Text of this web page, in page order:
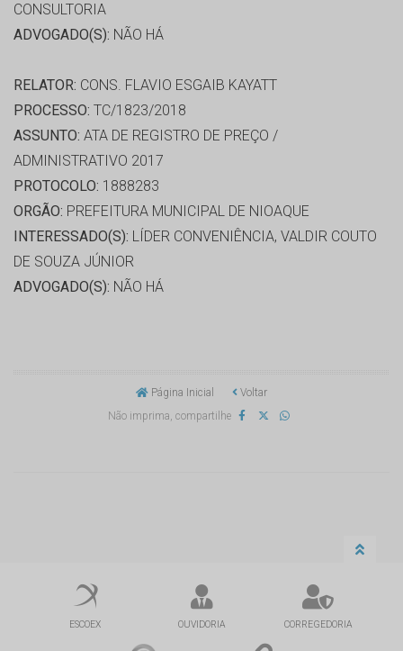
CONSULTORIA
ADVOGADO(S): NÃO HÁ
RELATOR: CONS. FLAVIO ESGAIB KAYATT
PROCESSO: TC/1823/2018
ASSUNTO: ATA DE REGISTRO DE PREÇO /
ADMINISTRATIVO 2017
PROTOCOLO: 1888283
ORGÃO: PREFEITURA MUNICIPAL DE NIOAQUE
INTERESSADO(S): LÍDER CONVENIÊNCIA, VALDIR COUTO
DE SOUZA JÚNIOR
ADVOGADO(S): NÃO HÁ
Página Inicial
Voltar
Não imprima, compartilhe
ESCOEX OUVIDORIA CORREGEDORIA